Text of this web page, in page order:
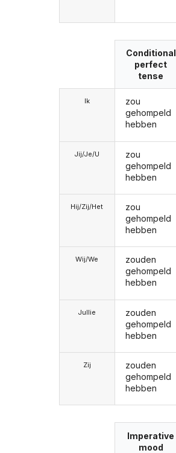
Ik
Jij/Je/U
Hij/Zij/Het
Wij/We
Jullie
Zij
Conditional
perfect
tense
zou
gehompeld
hebben
zou
gehompeld
hebben
zou
gehompeld
hebben
zouden
gehompeld
hebben
zouden
gehompeld
hebben
zouden
gehompeld
hebben
Imperative
mood